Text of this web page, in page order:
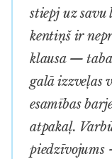
stiepj uz
kentiņš ir
klausa —
galā izzveļas
esamības
atpakaļ.
piedzīvojums